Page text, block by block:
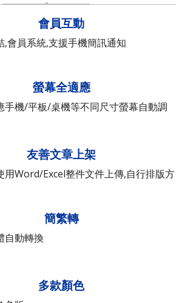
會員互動
,會員系統,支援手機簡訊通知
螢幕全適應
手機/平板/桌機等不同尺寸螢幕自動調
友善文章上架
用Word/Excel整件文件上傳,自行排版方
簡繁轉
自動轉換
多款顏色